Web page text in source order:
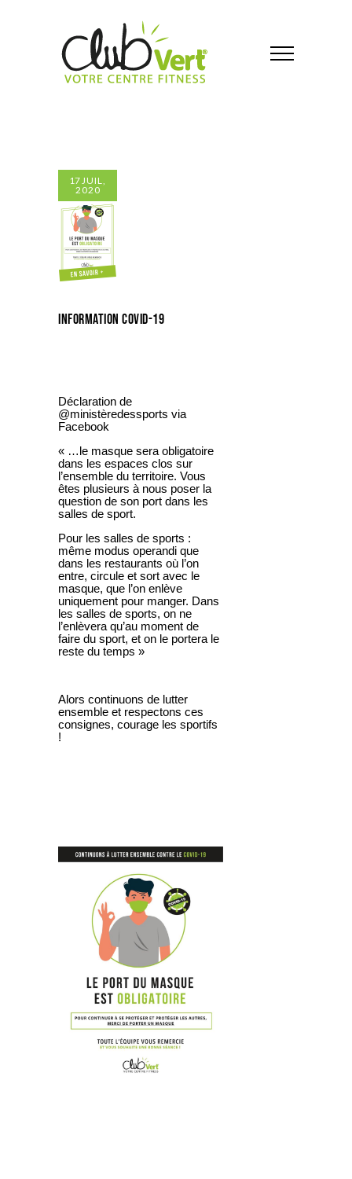
17JUIL,
2020
Information COVID-19
Déclaration de
@ministèredessports via
Facebook
« …le masque sera obligatoire
dans les espaces clos sur
l’ensemble du territoire. Vous
êtes plusieurs à nous poser la
question de son port dans les
salles de sport.
Pour les salles de sports :
même modus operandi que
dans les restaurants où l’on
entre, circule et sort avec le
masque, que l’on enlève
uniquement pour manger. Dans
les salles de sports, on ne
l’enlèvera qu’au moment de
faire du sport, et on le portera le
reste du temps »
Alors continuons de lutter
ensemble et respectons ces
consignes, courage les sportifs
!